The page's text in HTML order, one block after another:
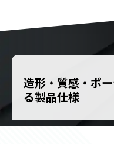
造形・質感・ポ
る製品仕様